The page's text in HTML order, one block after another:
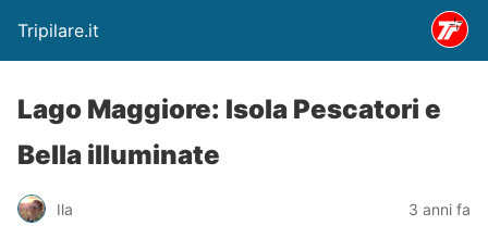
Tripilare.it
Lago Maggiore: Isola Pescatori e
Bella illuminate
Ila 3 anni fa